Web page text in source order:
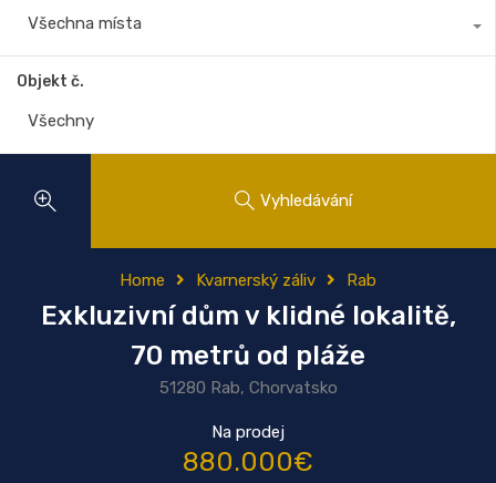
Všechna místa
Objekt č.
Vyhledávání
Home Kvarnerský záliv Rab
Exkluzivní dům v klidné lokalitě,
70 metrů od pláže
51280 Rab, Chorvatsko
Na prodej
880.000€